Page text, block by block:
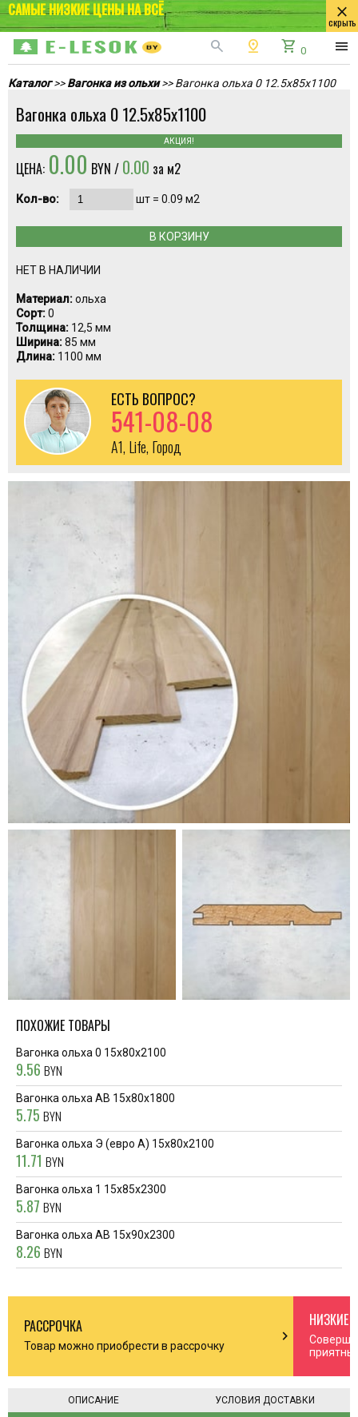
САМЫЕ НИЗКИЕ ЦЕНЫ НА ВСЁ close
скрыть
search pin_drop shopping_cart 0 menu
Каталог>>Вагонка из ольхи >> Вагонка ольха 0 12.5х85х1100
ПОХОЖИЕ ТОВАРЫ
Вагонка ольха 0 15х80х2100
9.56 BYN
Вагонка ольха AB 15х80х1800
5.75 BYN
Вагонка ольха Э (евро А) 15х80х2100
11.71 BYN
Вагонка ольха 1 15х85х2300
5.87 BYN
Вагонка ольха AB 15х90х2300
8.26 BYN
Вагонка ольха 0 12.5х85х1100
АКЦИЯ!
ЦЕНА: 0.00 BYN / 0.00 за м2
Кол-во: шт = 0.09 м2
В КОРЗИНУ
НЕТ В НАЛИЧИИ
Материал:ольха
Сорт:0
Толщина: 12,5 мм
Ширина:85 мм
Длина: 1100 мм
ЕСТЬ ВОПРОС?
541-08-08
A1, Life, Город
РАССРОЧКА
Товар можно приобрести в рассрочку chevron_right
НИЗКИЕ
ОПИСАНИЕ УСЛОВИЯ ДОСТАВКИ